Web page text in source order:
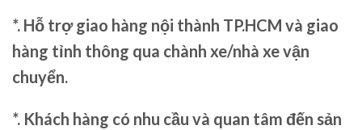
*. Hỗ trợ giao hàng nội thành TP.HCM và giao
hàng tỉnh thông qua chành xe/nhà xe vận
chuyển.
*. Khách hàng có nhu cầu và quan tâm đến sản